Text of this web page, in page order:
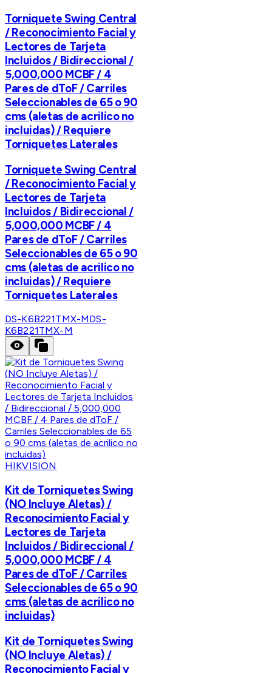
Torniquete Swing Central
/ Reconocimiento Facial y
Lectores de Tarjeta
Incluidos / Bidireccional /
5,000,000 MCBF / 4
Pares de dToF / Carriles
Seleccionables de 65 o 90
cms (aletas de acrilico no
incluidas) / Requiere
Torniquetes Laterales
Torniquete Swing Central
/ Reconocimiento Facial y
Lectores de Tarjeta
Incluidos / Bidireccional /
5,000,000 MCBF / 4
Pares de dToF / Carriles
Seleccionables de 65 o 90
cms (aletas de acrilico no
incluidas) / Requiere
Torniquetes Laterales
DS-K6B221TMX-MDS-
K6B221TMX-M
HIKVISION
Kit de Torniquetes Swing
(NO Incluye Aletas) /
Reconocimiento Facial y
Lectores de Tarjeta
Incluidos / Bidireccional /
5,000,000 MCBF / 4
Pares de dToF / Carriles
Seleccionables de 65 o 90
cms (aletas de acrilico no
incluidas)
Kit de Torniquetes Swing
(NO Incluye Aletas) /
Reconocimiento Facial y